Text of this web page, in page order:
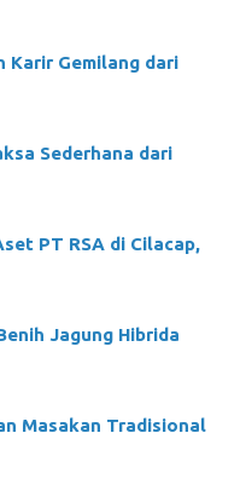
Karir Gemilang dari
Sederhana dari
PT RSA di Cilacap,
Jagung Hibrida
Masakan Tradisional